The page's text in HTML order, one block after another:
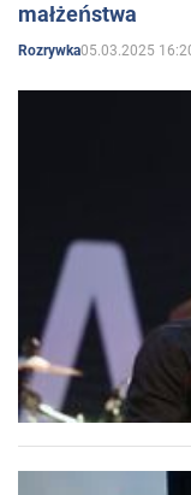
małżeństwa
Rozrywka05.03.2025